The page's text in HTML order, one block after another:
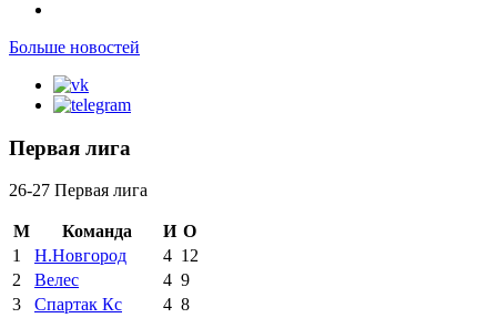
Больше новостей
Первая лига
26-27 Первая лига
М Команда И О
1
Н.Новгород 4 12
2
Велес 4 9
3
Спартак Кс 4 8